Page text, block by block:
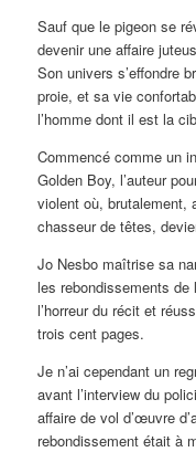
Sauf que le pigeon se
devenir une affaire
Son univers s’effondre
proie, et sa vie
l’homme dont il est la
Commencé comme un
Golden Boy, l’auteur
violent où, brutalement,
chasseur de têtes,
Jo Nesbo maîtrise sa
les rebondissements de
l’horreur du récit et
trois cent pages.
Je n’ai cependant un
avant l’interview du
affaire de vol d’œuvre
rebondissement était à